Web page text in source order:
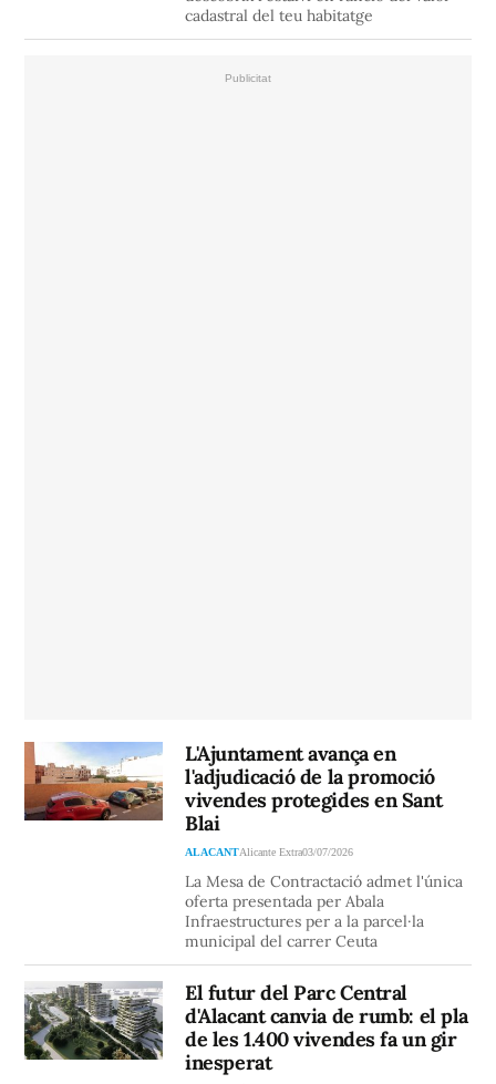
cadastral del teu habitatge
L'Ajuntament avança en
l'adjudicació de la promoció
vivendes protegides en Sant
Blai
ALACANTAlicante Extra03/07/2026
La Mesa de Contractació admet l'única
oferta presentada per Abala
Infraestructures per a la parcel·la
municipal del carrer Ceuta
El futur del Parc Central
d'Alacant canvia de rumb: el pla
de les 1.400 vivendes fa un gir
inesperat